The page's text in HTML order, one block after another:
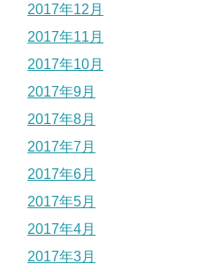
2017年12月
2017年11月
2017年10月
2017年9月
2017年8月
2017年7月
2017年6月
2017年5月
2017年4月
2017年3月